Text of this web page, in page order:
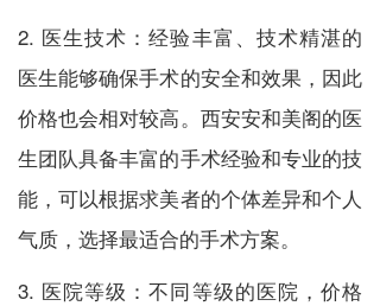
2. 医生技术：经验丰富、技术精湛的
医生能够确保手术的安全和效果，因此
价格也会相对较高。西安安和美阁的医
生团队具备丰富的手术经验和专业的技
能，可以根据求美者的个体差异和个人
气质，选择最适合的手术方案。
3. 医院等级：不同等级的医院，价格